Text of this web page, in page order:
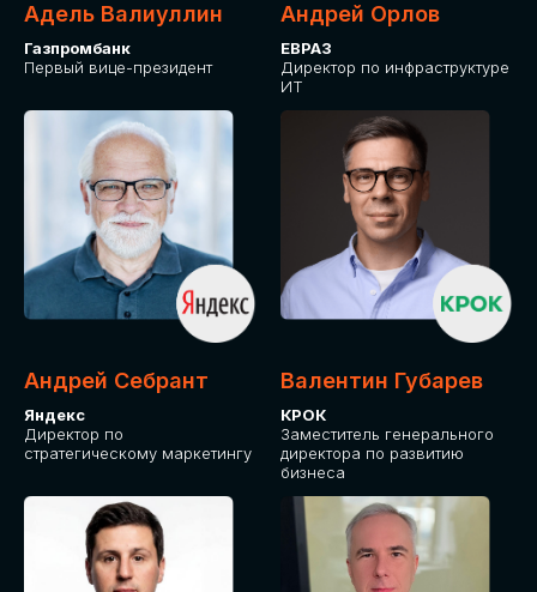
Адель Валиуллин
Газпромбанк
Первый вице-президент
Андрей Орлов
ЕВРАЗ
Директор по инфраструктуре
ИТ
Андрей Себрант
Яндекс
Директор по
стратегическому маркетингу
Валентин Губарев
КРОК
Заместитель генерального
директора по развитию
бизнеса